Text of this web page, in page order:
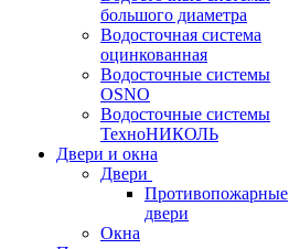
большого диаметра
Водосточная система
оцинкованная
Водосточные системы
OSNO
Водосточные системы
ТехноНИКОЛЬ
Двери и окна
Двери
Противопожарные
двери
Окна